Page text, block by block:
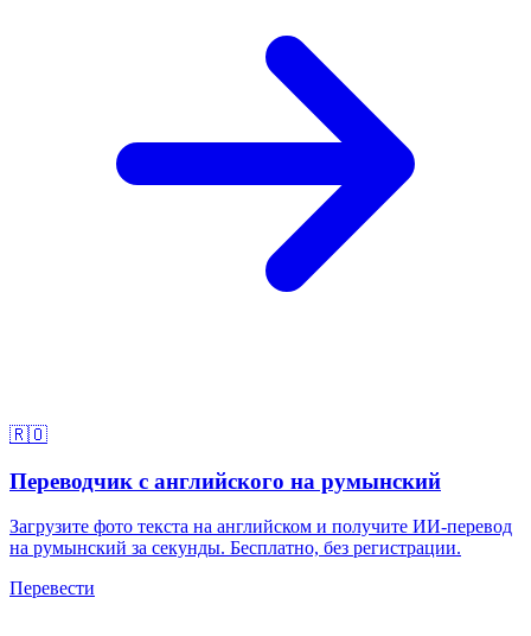
🇷🇴
Переводчик с английского на румынский
Загрузите фото текста на английском и получите ИИ-перевод
на румынский за секунды. Бесплатно, без регистрации.
Перевести